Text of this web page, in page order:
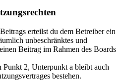
erteilst du dem Betreiber ein
unbeschränktes und
Beitrag im Rahmen des Boards
Punkt 2, Unterpunkt a bleibt auch
bestehen.